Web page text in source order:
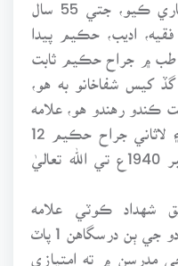
اديب، حڪيم پيدا
طب ۾ جراح حڪيم ثابت
کيس شفاخانو به هو،
ڪندو رهندو هو، علامه
محمد صديق ماهر درس تدريس ۽ لاثاني جراح حڪيم 12
رمضان 1359هه برابر 16 سيپٽمبر 1940ع تي الله تعاليٰ
شهداد ڪوٽي علامه
سولنگيءَ لاءِ تاثرات ڏنا ته ضلع دادو جي ٻن درسگاهن 1 پاٽ
مدرسن ۾ ته امتيازي